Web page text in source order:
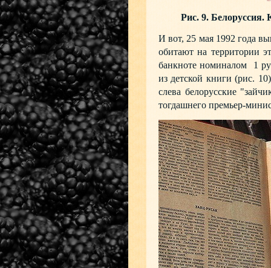
Рис. 9. Белоруссия.
И вот, 25 мая 1992 года
обитают на территории
банкноте номиналом 1
из детской книги (рис.
слева белорусские
тогдашнего премьер-